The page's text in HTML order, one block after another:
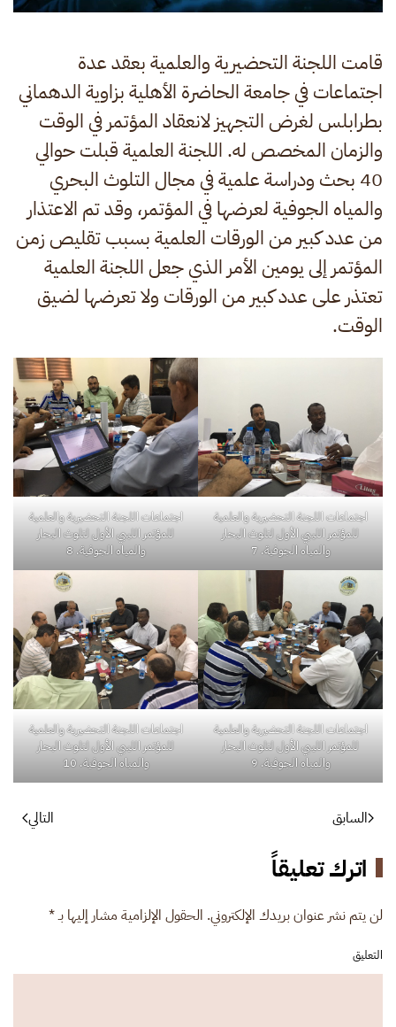
قامت اللجنة التحضيرية والعلمية بعقد عدة
اجتماعات في جامعة الحاضرة الأهلية بزاوية الدهماني
بطرابلس لغرض التجهيز لانعقاد المؤتمر في الوقت
والزمان المخصص له. اللجنة العلمية قبلت حوالي
40 بحث ودراسة علمية في مجال التلوث البحري
والمياه الجوفية لعرضها في المؤتمر، وقد تم الاعتذار
من عدد كبير من الورقات العلمية بسبب تقليص زمن
المؤتمر إلى يومين الأمر الذي جعل اللجنة العلمية
تعتذر على عدد كبير من الورقات ولا تعرضها لضيق
الوقت.
اجتماعات اللجنة التحضيرية والعلمية
للمؤتمر الليبي الأول لتلوث البحار
والمياه الجوفية. 7
اجتماعات اللجنة التحضيرية والعلمية
للمؤتمر الليبي الأول لتلوث البحار
والمياه الجوفية. 8
اجتماعات اللجنة التحضيرية والعلمية
للمؤتمر الليبي الأول لتلوث البحار
والمياه الجوفية. 9
اجتماعات اللجنة التحضيرية والعلمية
للمؤتمر الليبي الأول لتلوث البحار
والمياه الجوفية. 10
السابق التالي
اترك تعليقاً
لن يتم نشر عنوان بريدك الإلكتروني. الحقول الإلزامية مشار إليها بـ*
التعليق